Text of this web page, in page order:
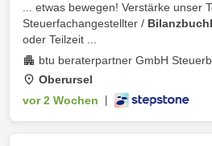
... etwas bewegen! Verstärke unser
Steuerfachangestellter /
oder Teilzeit ...
btu beraterpartner GmbH
Oberursel
vor 2 Wochen